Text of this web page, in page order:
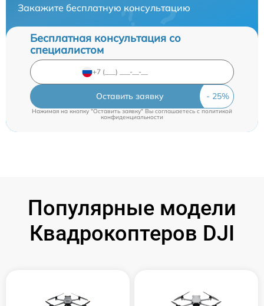
Закажите бесплатную консультацию
Бесплатная консультация со
специалистом
Оставить заявку
Нажимая на кнопку "Оставить заявку" Вы соглашаетесь cполитикой
конфиденциальности
Популярные модели
Квадрокоптеров DJI